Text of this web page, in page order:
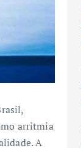
arritmia
A